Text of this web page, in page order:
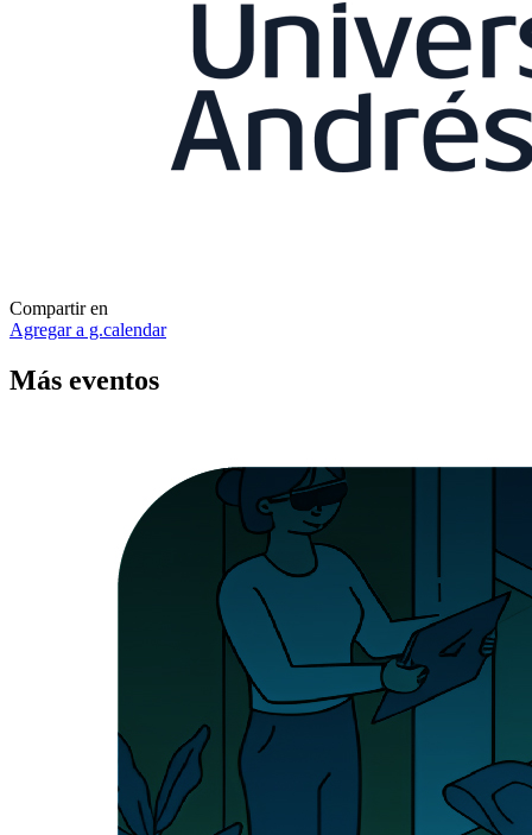
Compartir en
Agregar a g.calendar
Más eventos